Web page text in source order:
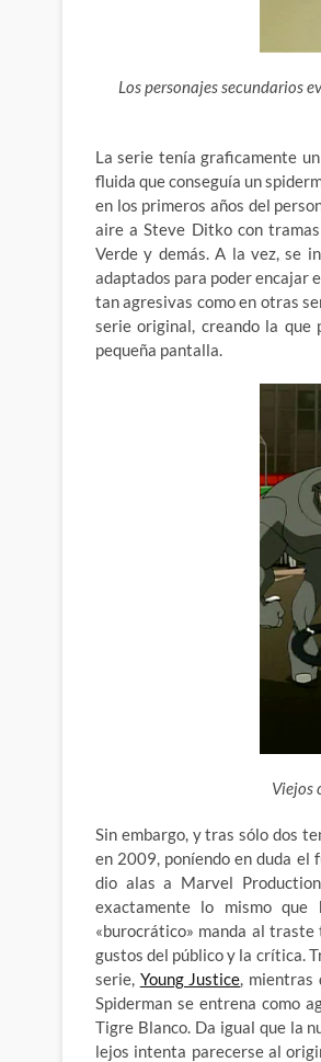
Los personajes secundarios
La serie tenía graficamente
fluida que conseguía un
en los primeros años del
aire a Steve Ditko con
Verde y demás. A la vez, se
adaptados para poder encajar
tan agresivas como en otras
serie original, creando la que
pequeña pantalla.
Viejos
Sin embargo, y tras sólo dos
en 2009, poníendo en duda el
dio alas a Marvel
exactamente lo mismo que
«burocrático» manda al
gustos del público y la crítica.
serie, Young Justice, mientras
Spiderman se entrena como
Tigre Blanco. Da igual que la
lejos intenta parecerse al